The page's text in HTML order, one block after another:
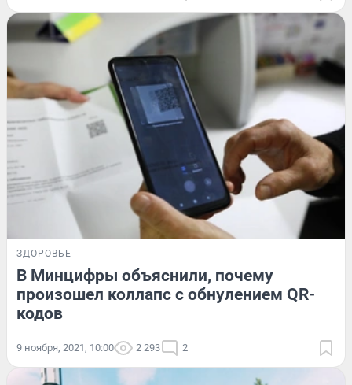
ЗДОРОВЬЕ
В Минцифры объяснили, почему
произошел коллапс с обнулением QR-
кодов
9 ноября, 2021, 10:00 2 293 2